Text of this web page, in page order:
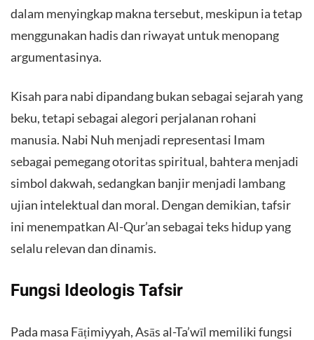
dalam menyingkap makna tersebut, meskipun ia tetap
menggunakan hadis dan riwayat untuk menopang
argumentasinya.
Kisah para nabi dipandang bukan sebagai sejarah yang
beku, tetapi sebagai alegori perjalanan rohani
manusia. Nabi Nuh menjadi representasi Imam
sebagai pemegang otoritas spiritual, bahtera menjadi
simbol dakwah, sedangkan banjir menjadi lambang
ujian intelektual dan moral. Dengan demikian, tafsir
ini menempatkan Al-Qur’an sebagai teks hidup yang
selalu relevan dan dinamis.
Fungsi Ideologis Tafsir
Pada masa Fāṭimiyyah, Asās al-Ta’wīl memiliki fungsi